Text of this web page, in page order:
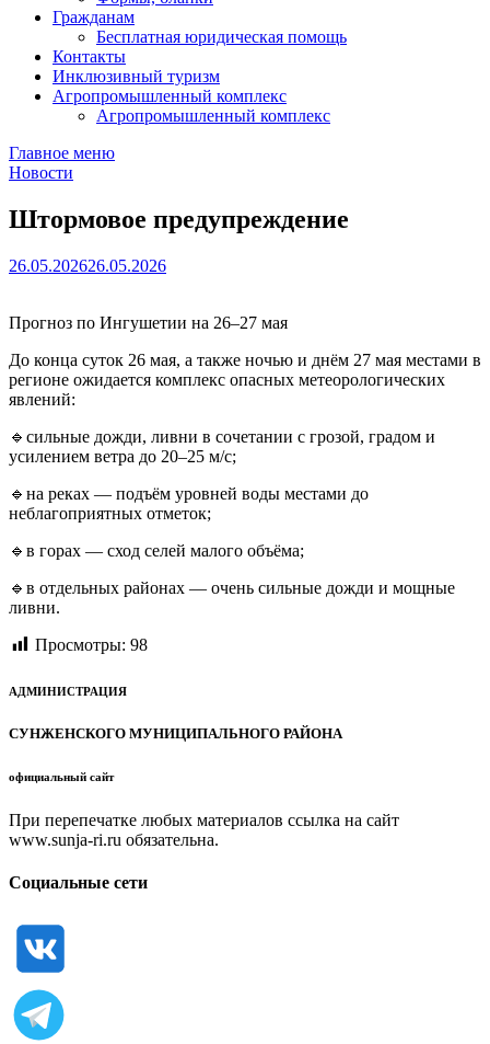
Гражданам
Бесплатная юридическая помощь
Контакты
Инклюзивный туризм
Агропромышленный комплекс
Агропромышленный комплекс
Главное меню
Новости
Штормовое предупреждение
26.05.202626.05.2026
Прогноз по Ингушетии на 26–27 мая
До конца суток 26 мая, а также ночью и днём 27 мая местами в
регионе ожидается комплекс опасных метеорологических
явлений:
🔹сильные дожди, ливни в сочетании с грозой, градом и
усилением ветра до 20–25 м/с;
🔹на реках — подъём уровней воды местами до
неблагоприятных отметок;
🔹в горах — сход селей малого объёма;
🔹в отдельных районах — очень сильные дожди и мощные
ливни.
Просмотры: 98
АДМИНИСТРАЦИЯ
СУНЖЕНСКОГО МУНИЦИПАЛЬНОГО РАЙОНА
официальный сайт
При перепечатке любых материалов ссылка на сайт
www.sunja-ri.ru обязательна.
Социальные сети